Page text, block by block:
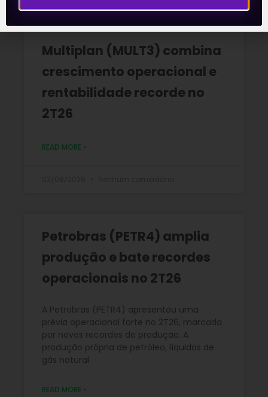
Multiplan (MULT3) combina
crescimento operacional e
rentabilidade recorde no
2T26
READ MORE »
Petrobras (PETR4) amplia
produção e bate recordes
operacionais no 2T26
A Petrobras (PETR4) apresentou uma
prévia operacional forte no 2T26, marcada
por novos recordes de produção. A
produção própria de petróleo, líquidos de
gás natural
READ MORE »